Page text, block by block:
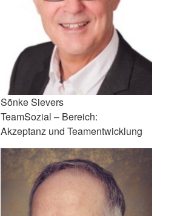
Sönke Sievers
TeamSozial – Bereich:
Akzeptanz und Teamentwicklung